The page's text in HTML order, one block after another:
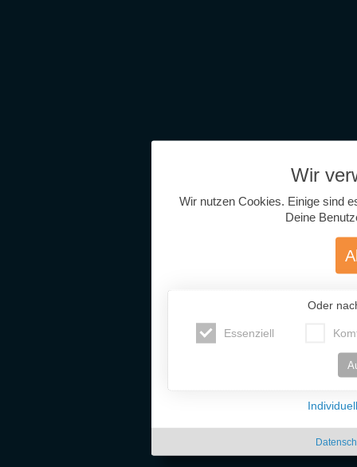
Wir
Wir nutzen Cookies. Einige sind
Deine
Oder
Essenziell